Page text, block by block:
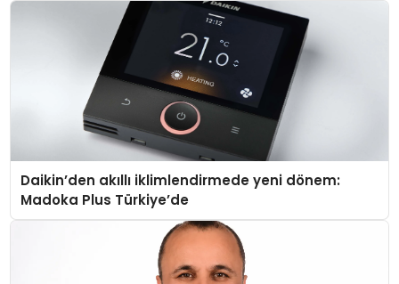
Daikin’den akıllı iklimlendirmede yeni dönem:
Madoka Plus Türkiye’de